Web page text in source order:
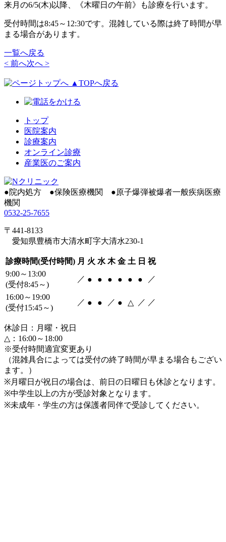
来月の6/5(木)以降、《木曜日の午前》も診療を行います。
受付時間は8:45～12:30です。混雑している際は終了時間が早
まる場合があります。
一覧へ戻る
< 前へ次へ >
▲TOPへ戻る
トップ
医院案内
診療案内
オンライン診療
産業医のご案内
●院内処方 ●保険医療機関 ●原子爆弾被爆者一般疾病医療
機関
0532-25-7655
〒441-8133
愛知県豊橋市大清水町字大清水230-1
診療時間(受付時間) 月 火 水 木 金 土 日 祝
9:00～13:00
(受付8:45～)
／ ● ● ● ● ● ● ／
16:00～19:00
(受付15:45～)
／ ● ● ／ ● △ ／ ／
休診日：月曜・祝日
△：16:00～18:00
※受付時間適宜変更あり
（混雑具合によっては受付の終了時間が早まる場合もござい
ます。）
※月曜日が祝日の場合は、前日の日曜日も休診となります。
※中学生以上の方が受診対象となります。
※未成年・学生の方は保護者同伴で受診してください。